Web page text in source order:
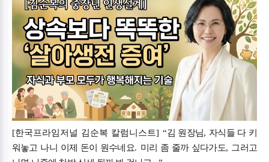
[한국프라임저널 김순복 칼럼니스트] “김 원장님, 자식들 다 키
워놓고 나니 이제 돈이 원수네요. 미리 좀 줄까 싶다가도, 그러고